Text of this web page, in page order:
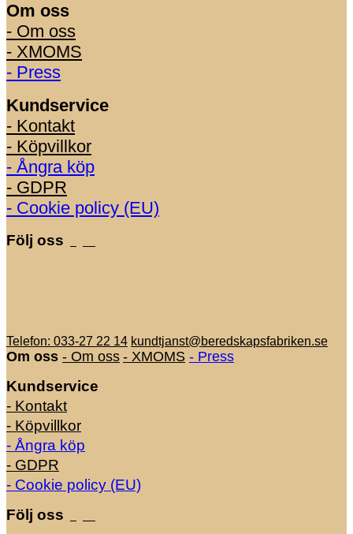
Om oss
- Om oss
- XMOMS
- Press
Kundservice
- Kontakt
- Köpvillkor
- Ångra köp
- GDPR
- Cookie policy (EU)
Följ oss
Telefon: 033-27 22 14 kundtjanst@beredskapsfabriken.se
Om oss - Om oss - XMOMS - Press
Kundservice
- Kontakt
- Köpvillkor
- Ångra köp
- GDPR
- Cookie policy (EU)
Följ oss